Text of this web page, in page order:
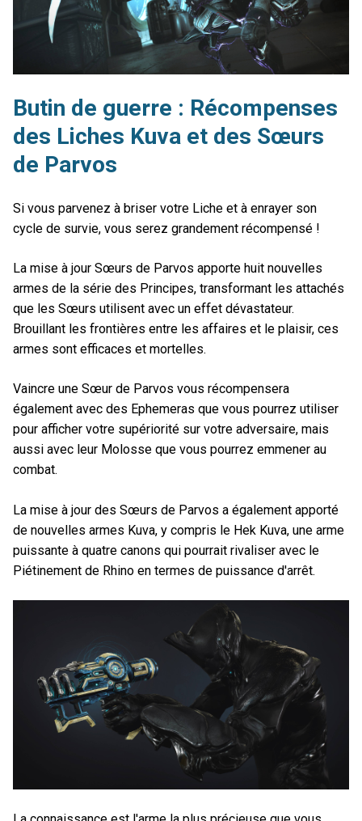
Butin de guerre : Récompenses
des Liches Kuva et des Sœurs
de Parvos
Si vous parvenez à briser votre Liche et à enrayer son
cycle de survie, vous serez grandement récompensé !
La mise à jour Sœurs de Parvos apporte huit nouvelles
armes de la série des Principes, transformant les attachés
que les Sœurs utilisent avec un effet dévastateur.
Brouillant les frontières entre les affaires et le plaisir, ces
armes sont efficaces et mortelles.
Vaincre une Sœur de Parvos vous récompensera
également avec des Ephemeras que vous pourrez utiliser
pour afficher votre supériorité sur votre adversaire, mais
aussi avec leur Molosse que vous pourrez emmener au
combat.
La mise à jour des Sœurs de Parvos a également apporté
de nouvelles armes Kuva, y compris le Hek Kuva, une arme
puissante à quatre canons qui pourrait rivaliser avec le
Piétinement de Rhino en termes de puissance d'arrêt.